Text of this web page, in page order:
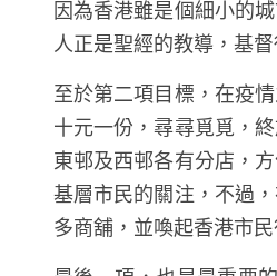
配的，由 5 張(獨居)至
受惠者均由衷地表達感
香港雖是個細小的城市
是聖經的教導，基督徒
至於第二項目標，在疫
十元一份，尋尋覓覓，